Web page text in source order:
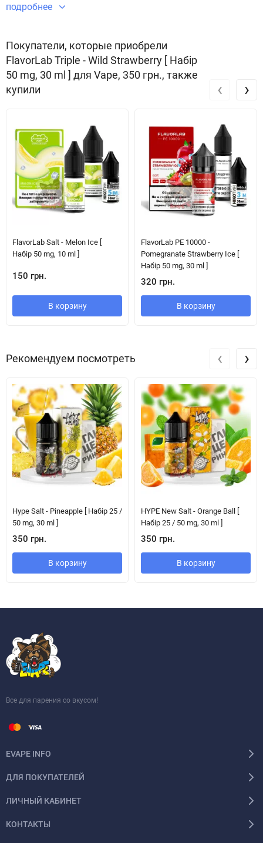
подробнее
Покупатели, которые приобрели
FlavorLab Triple - Wild Strawberry [ Набір
50 mg, 30 ml ] для Vape, 350 грн., также
купили
FlavorLab Salt - Melon Ice [
Набір 50 mg, 10 ml ]
150 грн.
В корзину
FlavorLab PE 10000 -
Pomegranate Strawberry Ice [
Набір 50 mg, 30 ml ]
320 грн.
В корзину
‹ ›
Рекомендуем посмотреть
Hype Salt - Pineapple [ Набір 25 /
50 mg, 30 ml ]
350 грн.
В корзину
HYPE New Salt - Orange Ball [
Набір 25 / 50 mg, 30 ml ]
350 грн.
В корзину
‹ ›
Все для парения со вкусом!
EVAPE INFO
ДЛЯ ПОКУПАТЕЛЕЙ
ЛИЧНЫЙ КАБИНЕТ
КОНТАКТЫ